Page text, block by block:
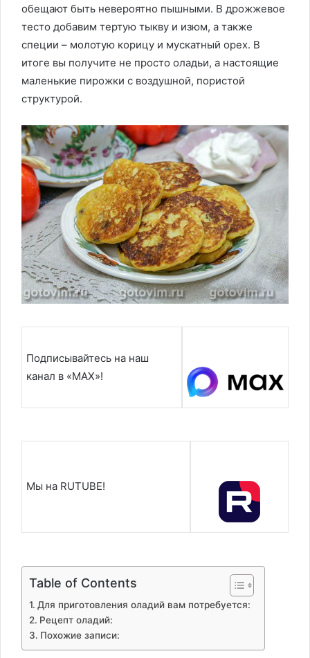
обещают быть невероятно пышными. В дрожжевое
тесто добавим тертую тыкву и изюм, а также
специи – молотую корицу и мускатный орех. В
итоге вы получите не просто оладьи, а настоящие
маленькие пирожки с воздушной, пористой
структурой.
Подписывайтесь на наш
канал в «MAX»!
Мы на RUTUBE!
Table of Contents
Для приготовления оладий вам потребуется:
Рецепт оладий:
Похожие записи: